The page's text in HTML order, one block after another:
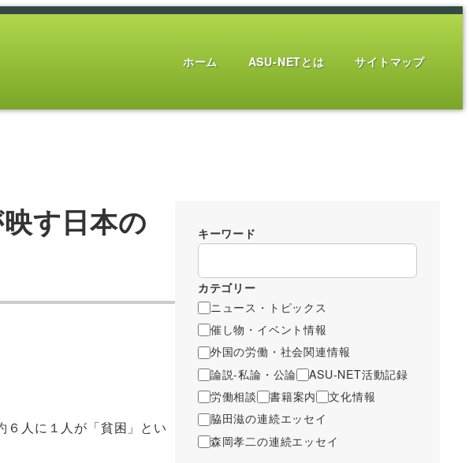
ホーム ASU-NETとは サイトマップ
す日本の
人に１人が「貧困」とい
キーワード
カテゴリー
ニュース・トピックス
催し物・イベント情報
外国の労働・社会関連情報
論説-私論・公論
ASU-NET活動記録
労働相談
書籍案内
文化情報
脇田滋の連続エッセイ
森岡孝二の連続エッセイ